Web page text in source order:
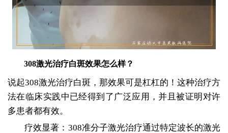
308激光治疗白斑效果怎么样？
说起308激光治疗白斑，那效果可是杠杠的！这种治疗方
法在临床实践中已经得到了广泛应用，并且被证明对许
多患者都有效。
疗效显著：308准分子激光治疗通过特定波长的激光